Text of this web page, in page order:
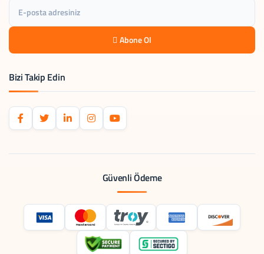
Abone Ol
Bizi Takip Edin
Güvenli Ödeme